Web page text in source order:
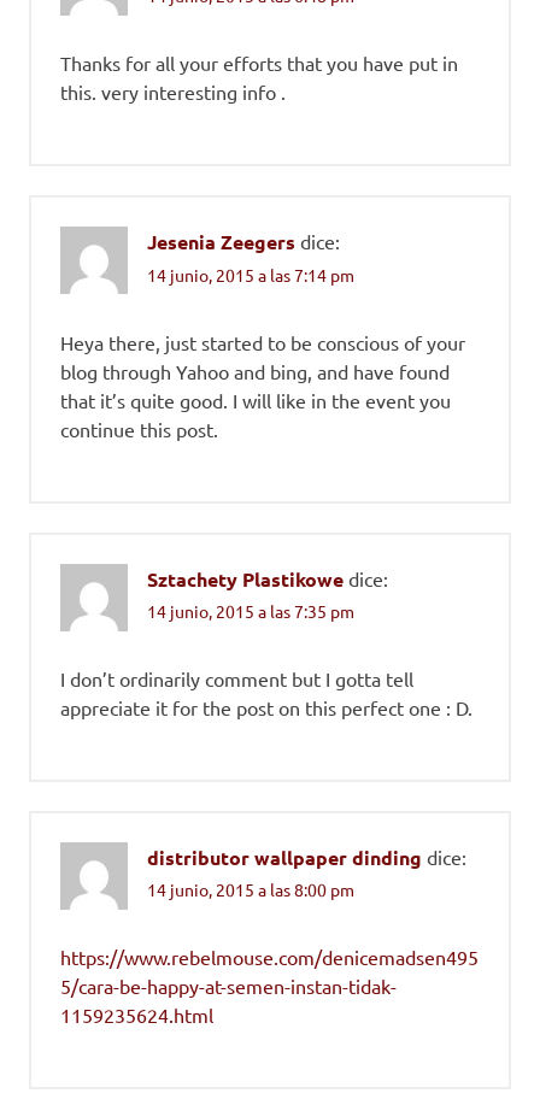
Thanks for all your efforts that you have put in
this. very interesting info .
Jesenia Zeegers dice:
14 junio, 2015 a las 7:14 pm
Heya there, just started to be conscious of your
blog through Yahoo and bing, and have found
that it’s quite good. I will like in the event you
continue this post.
Sztachety Plastikowe dice:
14 junio, 2015 a las 7:35 pm
I don’t ordinarily comment but I gotta tell
appreciate it for the post on this perfect one : D.
distributor wallpaper dinding dice:
14 junio, 2015 a las 8:00 pm
https://www.rebelmouse.com/denicemadsen495
5/cara-be-happy-at-semen-instan-tidak-
1159235624.html